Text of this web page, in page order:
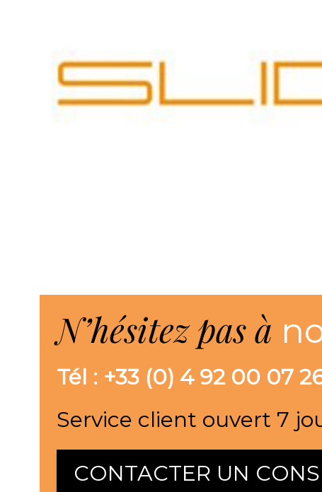
N’hésitez pas à
Tél : +33 (0) 4 92 00 07
Service client ouvert 7
CONTACTER UN